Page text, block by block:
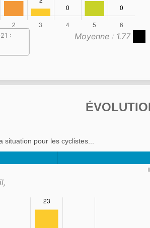
Moyenne : 1.77
:
situation pour les cyclistes...